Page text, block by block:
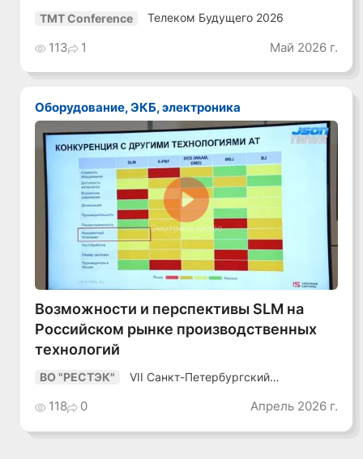
TMT Conference Телеком Будущего 2026
113 1 Май 2026 г.
Оборудование, ЭКБ, электроника
Смотреть видео
Возможности и перспективы SLM на
Российском рынке производственных
технологий
ВО "РЕСТЭК"
VII Санкт-Петербургский
118 0 Апрель 2026 г.